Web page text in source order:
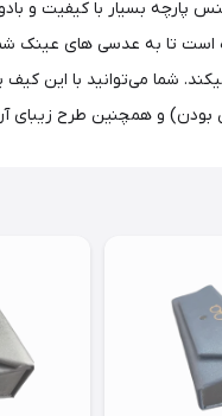
بسیار با کیفیت و
تا به عدسی های عینک
شما می‌توانید با این کیف
و همچنین طرح زیبای آن